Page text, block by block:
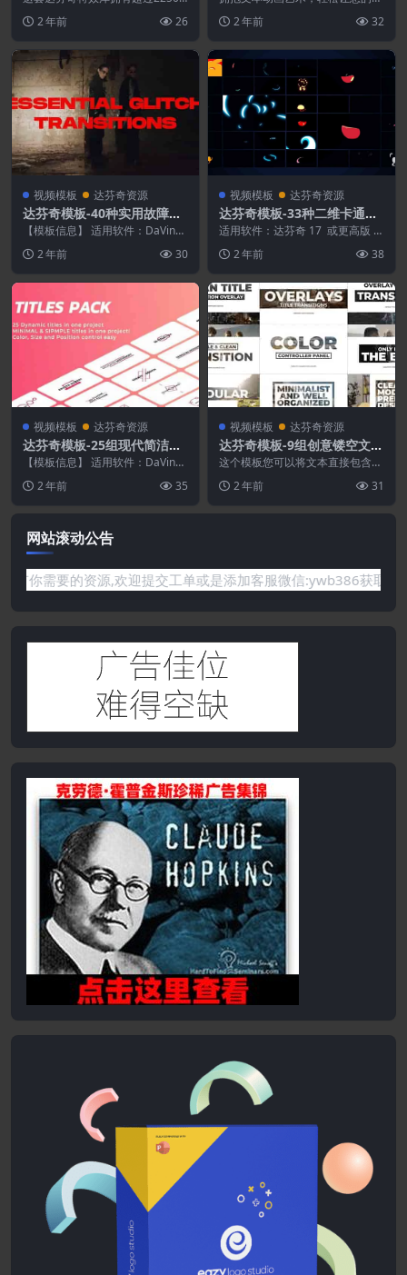
字幕条转场背景音...
2 年前 26
个独特的文本动画...
2 年前 32
视频模板 达芬奇资源
达芬奇模板-40种实用故障干
扰花屏色散转场预设 Essenti
al Glitch Transitions
【模板信息】 适用软件：DaVinci
版...2 年前 30
视频模板 达芬奇资源
达芬奇模板-33种二维卡通动
漫能量电流图形动画
适用软件：达芬奇 17 或更高版 分
需外置插件 ...
2 年前 38
视频模板 达芬奇资源
达芬奇模板-25组现代简洁文
字标题动画 Ingenious Title
s Pack
【模板信息】 适用软件：DaVinci
版...2 年前 35
视频模板 达芬奇资源
达芬奇模板-9组创意镂空文字
标题转场过渡预设
这个模板您可以将文本直接包含在
单、流畅、干净的动画。...
2 年前 31
网站滚动公告
要的资源,欢迎提交工单或是添加客服微信:ywb386获取帮助！